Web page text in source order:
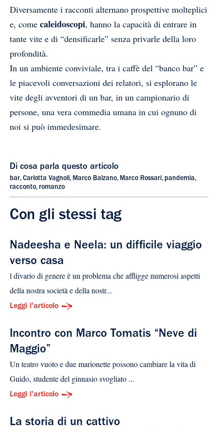
Diversamente i racconti alternano prospettive molteplici
e, come caleidoscopi, hanno la capacità di entrare in
tante vite e di “densificarle” senza privarle della loro
profondità.
In un ambiente conviviale, tra i caffè del “banco bar” e
le piacevoli conversazioni dei relatori, si esplorano le
vite degli avventori di un bar, in un campionario di
persone, una vera commedia umana in cui ognuno di
noi si può immedesimare.
Di cosa parla questo articolo
bar, Carlotta Vagnoli, Marco Balzano, Marco Rossari, pandemia,
racconto, romanzo
Con gli stessi tag
Nadeesha e Neela: un difficile viaggio
verso casa
l divario di genere è un problema che affligge numerosi aspetti
della nostra società e della nostr...
Leggi l'articolo
Incontro con Marco Tomatis “Neve di
Maggio”
Un teatro vuoto e due marionette possono cambiare la vita di
Guido, studente del ginnasio svogliato ...
Leggi l'articolo
La storia di un cattivo